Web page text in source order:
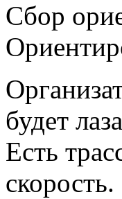
Сбор
будет
Есть
скорость.